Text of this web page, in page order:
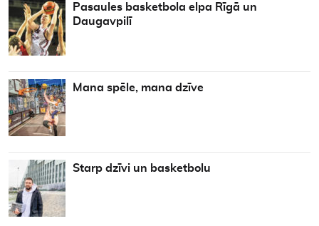
Pasaules basketbola elpa Rīgā un
Daugavpilī
Mana spēle, mana dzīve
Starp dzīvi un basketbolu